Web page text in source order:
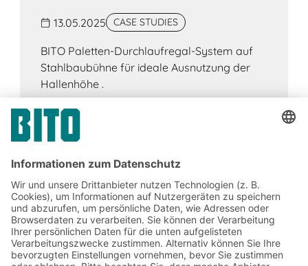
13.05.2025 CASE STUDIES
BITO Paletten-Durchlaufregal-System auf
Stahlbaubühne für ideale Ausnutzung der
Hallenhöhe .
Jetzt beim BITO Newsletter
anmelden: